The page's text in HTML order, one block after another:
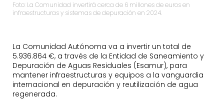
Foto: La Comunidad invertirá cerca de 6 millones de euros en
infraestructuras y sistemas de depuración en 2024.
La Comunidad Autónoma va a invertir un total de
5.936.864 €, a través de la Entidad de Saneamiento y
Depuración de Aguas Residuales (Esamur), para
mantener infraestructuras y equipos a la vanguardia
internacional en depuración y reutilización de agua
regenerada.